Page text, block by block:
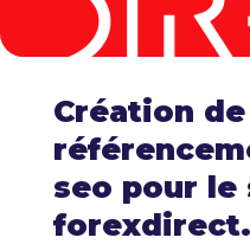
Création
seo pour le